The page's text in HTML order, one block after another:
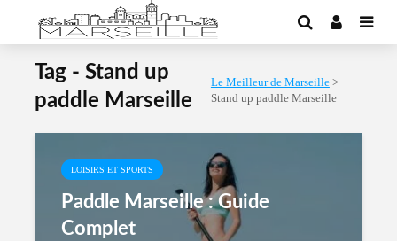
Tag - Stand up
paddle Marseille
Le Meilleur de Marseille>
Stand up paddle Marseille
LOISIRS ET SPORTS
Paddle Marseille : Guide
Complet